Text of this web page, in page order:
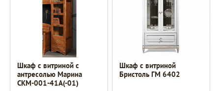
Шкаф с витриной с
антресолью Марина
СКМ-001-41А(-01)
Шкаф с витриной
Бристоль ГМ 6402